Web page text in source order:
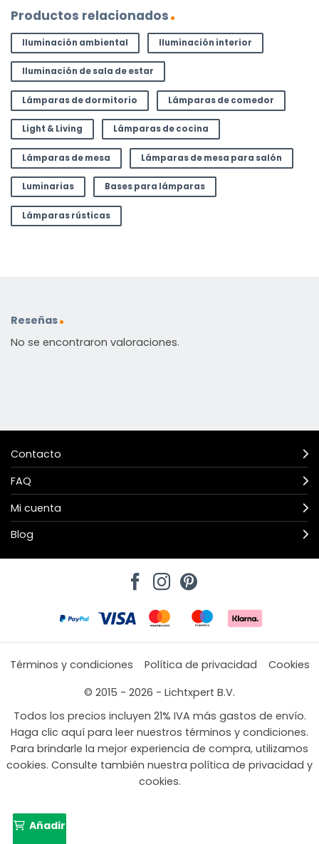
Productos relacionados
Iluminación ambiental Iluminación interior
Iluminación de sala de estar
Lámparas de dormitorio Lámparas de comedor
Light & Living Lámparas de cocina
Lámparas de mesa Lámparas de mesa para salón
Luminarias Bases para lámparas
Lámparas rústicas
Reseñas
No se encontraron valoraciones.
Contacto
FAQ
Mi cuenta
Blog
Términos y condiciones Política de privacidad
Cookies
© 2015 - 2026 - Lichtxpert B.V.
Todos los precios incluyen 21% IVA más gastos de envío.
Haga clic aquí para leer nuestros términos y condiciones.
Para brindarle la mejor experiencia de compra, utilizamos
cookies. Consulte también nuestra política de privacidad y
cookies.
Añadir